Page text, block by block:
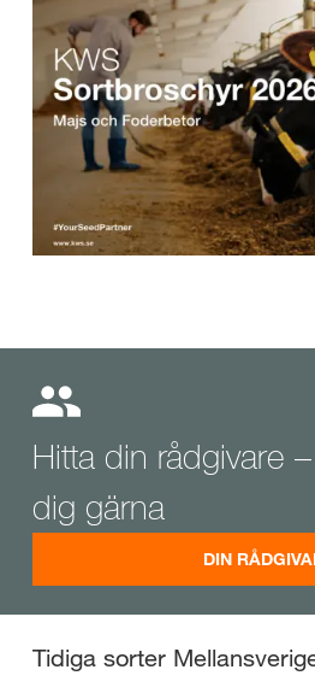
Hitta din rådgivare
dig gärna
DIN
Tidiga sorter